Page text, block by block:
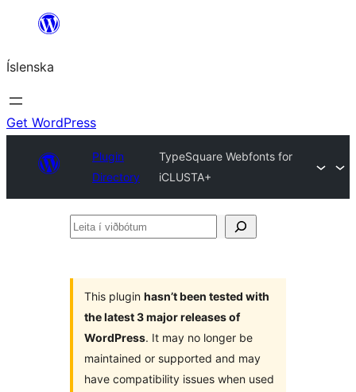
content
Íslenska
Get WordPress
Plugin
Directory
TypeSquare Webfonts for
iCLUSTA+
Leita
This plugin hasn’t been tested with
the latest 3 major releases of
WordPress. It may no longer be
maintained or supported and may
have compatibility issues when used